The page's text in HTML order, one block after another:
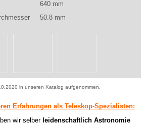
640 mm
50.8 mm
in unseren Katalog aufgenommen.
Erfahrungen als Teleskop-Spezialisten:
wir selber leidenschaftlich Astronomie